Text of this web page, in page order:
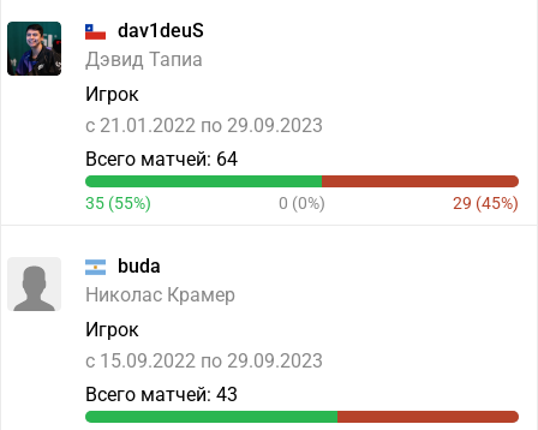
dav1deuS
Дэвид Тапиа
Игрок
c 21.01.2022 по 29.09.2023
Всего матчей: 64
35 (55%) 0 (0%) 29 (45%)
buda
Николас Крамер
Игрок
c 15.09.2022 по 29.09.2023
Всего матчей: 43